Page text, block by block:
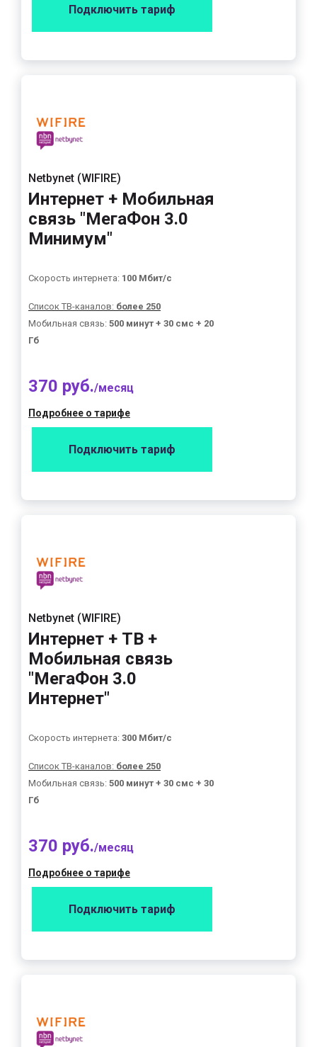
Подключить тариф
Netbynet (WIFIRE)
Интернет + Мобильная
связь "МегаФон 3.0
Минимум"
Скорость интернета: 100 Мбит/с
Список ТВ-каналов: более 250
Мобильная связь: 500 минут + 30 смс + 20
Гб
370 руб./месяц
Подробнее о тарифе
Подключить тариф
Netbynet (WIFIRE)
Интернет + ТВ +
Мобильная связь
"МегаФон 3.0
Интернет"
Скорость интернета: 300 Мбит/с
Список ТВ-каналов: более 250
Мобильная связь: 500 минут + 30 смс + 30
Гб
370 руб./месяц
Подробнее о тарифе
Подключить тариф